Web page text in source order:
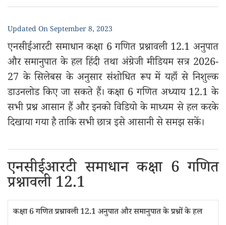
Updated OnSeptember 8, 2023
एनसीईआरटी समाधान कक्षा 6 गणित प्रश्नावली 12.1 अनुपात
और समानुपात के हल हिंदी तथा अंग्रेजी मीडियम सत्र 2026-
27 के सिलेबस के अनुसार संशोधित रूप में यहाँ से निशुल्क
डाउनलोड किए जा सकते हैं। कक्षा 6 गणित अध्याय 12.1 के
सभी प्रश्न आसान हैं और इनको विडियो के माध्यम से हल करके
दिखाया गया है ताकि सभी छात्र इसे आसानी से समझ सकें।
एनसीईआरटी समाधान कक्षा 6 गणित
प्रश्नावली 12.1
कक्षा 6 गणित प्रश्नावली 12.1 अनुपात और समानुपात के प्रश्नों के हल